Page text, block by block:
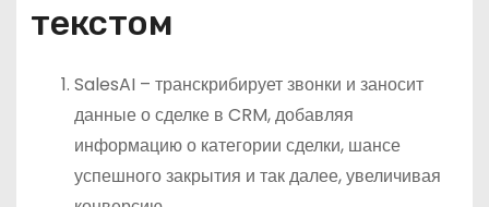
текстом
SalesAI – транскрибирует звонки и заносит
данные о сделке в CRM, добавляя
информацию о категории сделки, шансе
успешного закрытия и так далее, увеличивая